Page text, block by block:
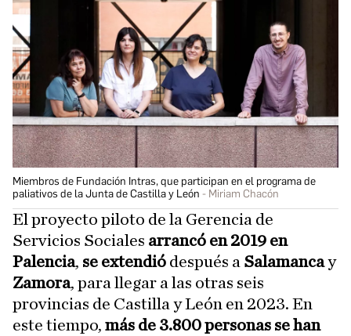
Miembros de Fundación Intras, que participan en el programa de
paliativos de la Junta de Castilla y León
Miriam Chacón
El proyecto piloto de la Gerencia de
Servicios Sociales arrancó en 2019 en
Palencia, se extendió después a Salamancay
Zamora, para llegar a las otras seis
provincias de Castilla y León en 2023. En
este tiempo, más de 3.800 personas se han